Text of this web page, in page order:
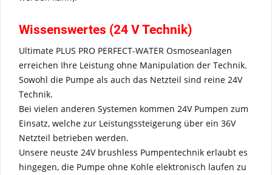
Wissenswertes (24 V Technik)
Ultimate PLUS PRO PERFECT-WATER Osmoseanlagen
erreichen Ihre Leistung ohne Manipulation der Technik.
Sowohl die Pumpe als auch das Netzteil sind reine 24V
Technik.
Bei vielen anderen Systemen kommen 24V Pumpen zum
Einsatz, welche zur Leistungssteigerung über ein 36V
Netzteil betrieben werden.
Unsere neuste 24V brushless Pumpentechnik erlaubt es
hingegen, die Pumpe ohne Kohle elektronisch laufen zu